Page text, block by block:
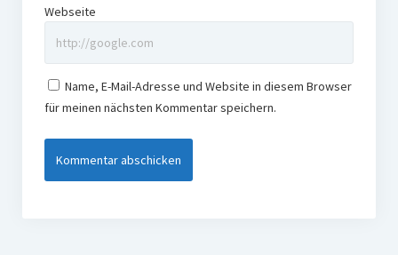
Webseite
Name, E-Mail-Adresse und Website in diesem Browser
für meinen nächsten Kommentar speichern.